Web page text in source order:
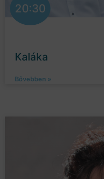
20:30
Kaláka
Bővebben »